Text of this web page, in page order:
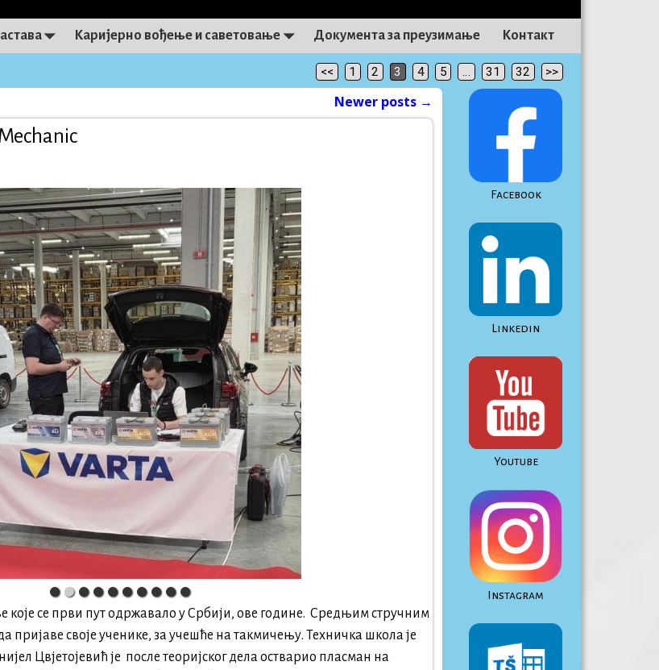
Каријерно вођење и саветовање Документа за преузимање Контакт
<< 1 2 3 4 5 … 31 32 >>
Newer posts →
које се први пут одржавало у Србији, ове године. Средњим стручним
пријаве своје ученике, за учешће на такмичењу. Техничка школа је
Цвјетојевић је после теоријског дела остварио пласман на
Facebook
Linkedin
Youtube
Instagram